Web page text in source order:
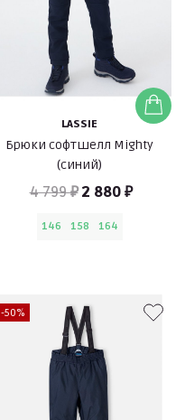
LASSIE
Брюки софтшелл Mighty
(синий)
4 799 ₽ 2 880 ₽
146 158 164
-50%